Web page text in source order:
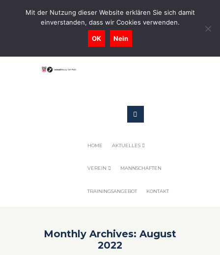
0731-9716400
Geschaeftsstelle@tennis-tsv-pfuhl.de
HOME AKTUELLES
VEREIN MANNSCHAFTEN
TRAININGSANGEBOT KONTAKT
Monthly Archives: August
2022
Mit der Nutzung dieser Website erklären Sie sich damit
einverstanden, dass wir Cookies verwenden.
OK Nein